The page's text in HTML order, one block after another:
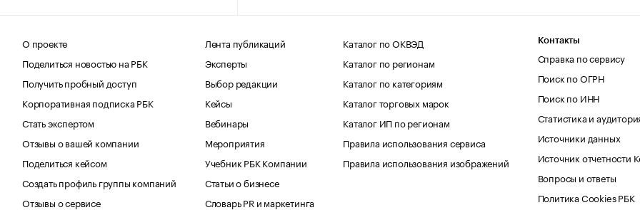
О проекте
Поделиться новостью на РБК
Получить пробный доступ
Корпоративная подписка РБК
Стать экспертом
Отзывы о вашей компании
Поделиться кейсом
Создать профиль группы компаний
Отзывы о сервисе
Лента публикаций
Эксперты
Выбор редакции
Кейсы
Вебинары
Мероприятия
Учебник РБК Компании
Статьи о бизнесе
Словарь PR и маркетинга
Каталог по ОКВЭД
Каталог по регионам
Каталог по категориям
Каталог торговых марок
Каталог ИП по регионам
Правила использования сервиса
Правила использования изображений
Контакты
Справка по сервису
Поиск по ОГРН
Поиск по ИНН
Статистика и
Источники данных
Источник отчетности
Вопросы и ответы
Политика Cookies РБК